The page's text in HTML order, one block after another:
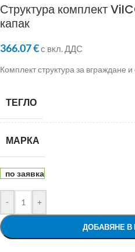
Структура комплект
капак
366.07€с вкл. ДДС
Комплект структура за вграждане
ТЕГЛО
МАРКА
по заявка
- +
ДОБАВЯНЕ В